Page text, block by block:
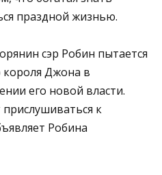
праздной жизнью.
сэр Робин пытается
короля Джона в
его новой власти.
к
Робина